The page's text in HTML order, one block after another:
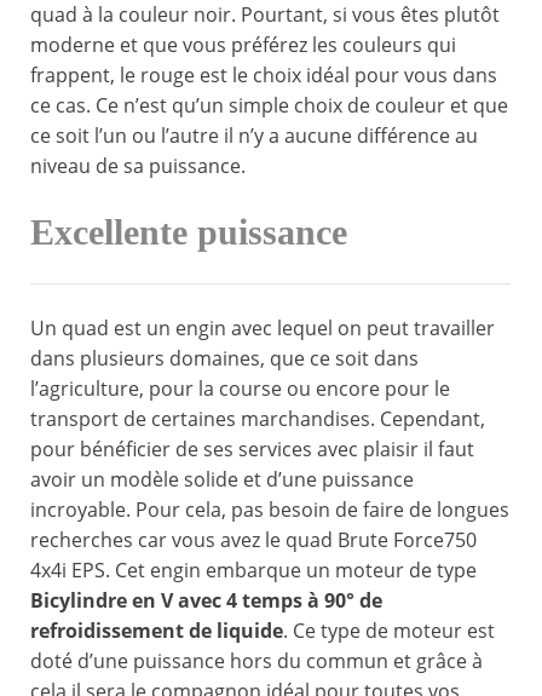
quad à la couleur noir. Pourtant, si vous êtes plutôt
moderne et que vous préférez les couleurs qui
frappent, le rouge est le choix idéal pour vous dans
ce cas. Ce n’est qu’un simple choix de couleur et que
ce soit l’un ou l’autre il n’y a aucune différence au
niveau de sa puissance.
Excellente puissance
Un quad est un engin avec lequel on peut travailler
dans plusieurs domaines, que ce soit dans
l’agriculture, pour la course ou encore pour le
transport de certaines marchandises. Cependant,
pour bénéficier de ses services avec plaisir il faut
avoir un modèle solide et d’une puissance
incroyable. Pour cela, pas besoin de faire de longues
recherches car vous avez le quad Brute Force750
4x4i EPS. Cet engin embarque un moteur de type
Bicylindre en V avec 4 temps à 90° de
refroidissement de liquide. Ce type de moteur est
doté d’une puissance hors du commun et grâce à